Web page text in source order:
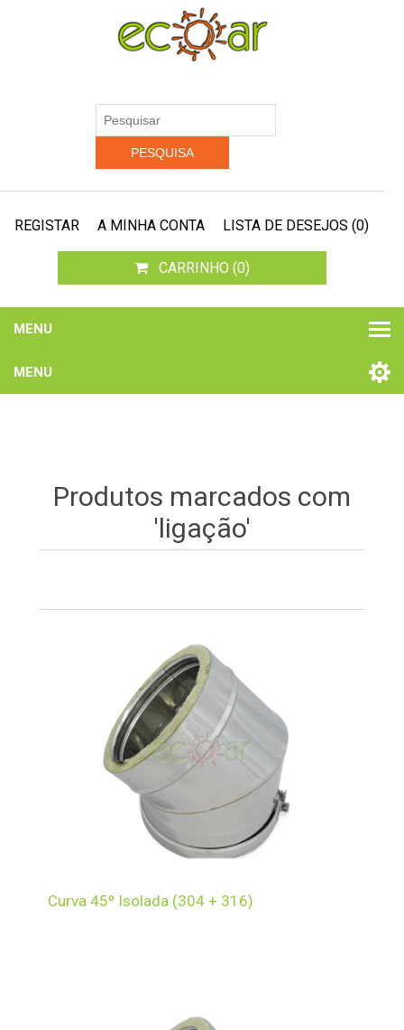
REGISTAR A MINHA CONTA LISTA DE DESEJOS (0)
CARRINHO (0)
MENU
MENU
Produtos marcados com
'ligação'
Curva 45º Isolada (304 + 316)